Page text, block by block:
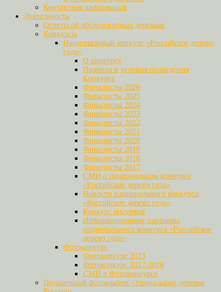
Контактная информация
Деятельность
Отчеты об обследованных деревьях
Конкурсы
Национальный конкурс «Российское дерево
года»
О конкурсе
Правила и условия проведения
Конкурса
Финалисты 2026
Финалисты 2025
Финалисты 2024
Финалисты 2023
Финалисты 2022
Финалисты 2021
Финалисты 2020
Финалисты 2019
Финалисты 2018
Финалисты 2017
СМИ о национальном конкурсе
«Российское дерево года»
Новости национального конкурса
«Российское дерево года»
Конкурс рисунков
Информационные партнеры
национального конкурса «Российское
дерево года»
Фотоконкурс
Фотоконкурс 2023
Фотоконкурс 2017-2018
СМИ о Фотоконкурсе
Подарочный фотоальбом «Уникальные деревья